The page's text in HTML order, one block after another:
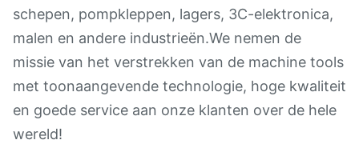
schepen, pompkleppen, lagers, 3C-elektronica,
malen en andere industrieën.We nemen de
missie van het verstrekken van de machine tools
met toonaangevende technologie, hoge kwaliteit
en goede service aan onze klanten over de hele
wereld!